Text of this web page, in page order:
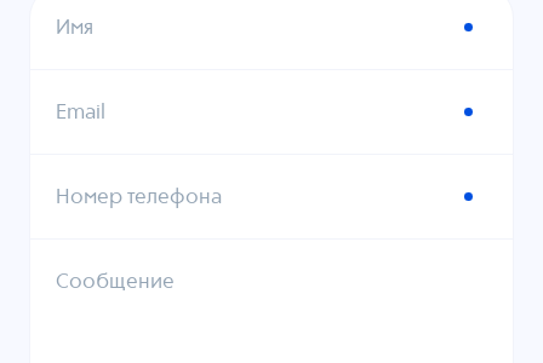
Имя
Email
Номер телефона
Сообщение